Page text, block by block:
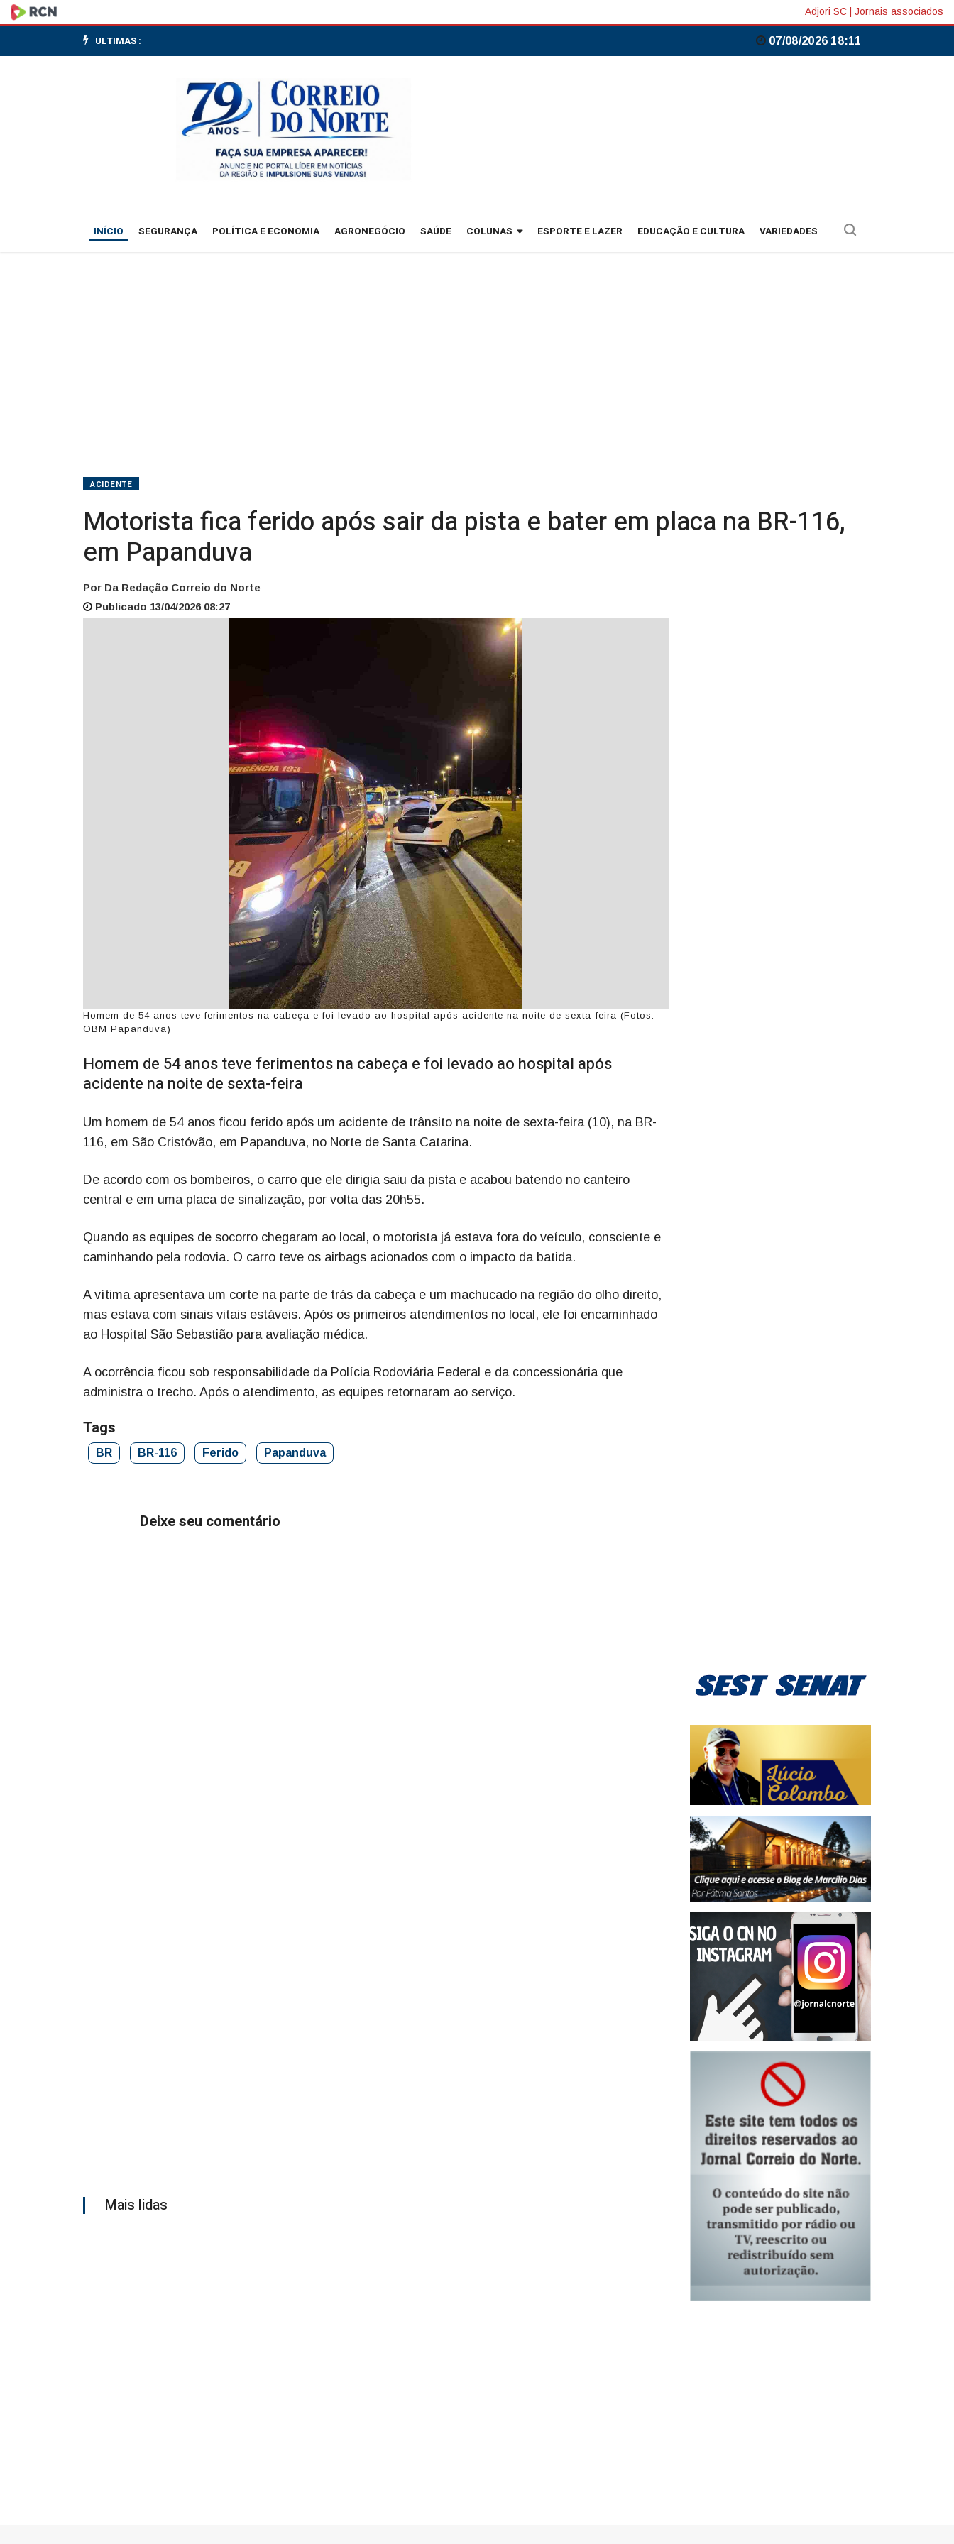
Motorista
fica
pista
Papanduva
Adjori SC Jornais associados
ULTIMAS : 07/08/2026 18:11
INÍCIO SEGURANÇA POLÍTICA E ECONOMIA AGRONEGÓCIO SAÚDE COLUNAS ESPORTE E LAZER EDUCAÇÃO E CULTURA VARIEDADES
ACIDENTE
Motorista fica ferido após sair da pista e bater em placa na BR-116,
em Papanduva
Por Da Redação Correio do Norte
Publicado 13/04/2026 08:27
Homem de 54 anos teve ferimentos na cabeça e foi levado ao hospital após acidente na noite de sexta-feira (Fotos:
OBM Papanduva)
Homem de 54 anos teve ferimentos na cabeça e foi levado ao hospital após
acidente na noite de sexta-feira
Um homem de 54 anos ficou ferido após um acidente de trânsito na noite de sexta-feira (10), na BR-
116, em São Cristóvão, em Papanduva, no Norte de Santa Catarina.
De acordo com os bombeiros, o carro que ele dirigia saiu da pista e acabou batendo no canteiro
central e em uma placa de sinalização, por volta das 20h55.
Quando as equipes de socorro chegaram ao local, o motorista já estava fora do veículo, consciente e
caminhando pela rodovia. O carro teve os airbags acionados com o impacto da batida.
A vítima apresentava um corte na parte de trás da cabeça e um machucado na região do olho direito,
mas estava com sinais vitais estáveis. Após os primeiros atendimentos no local, ele foi encaminhado
ao Hospital São Sebastião para avaliação médica.
A ocorrência ficou sob responsabilidade da Polícia Rodoviária Federal e da concessionária que
administra o trecho. Após o atendimento, as equipes retornaram ao serviço.
Tags
BR BR-116 Ferido Papanduva
Deixe seu comentário
Mais lidas